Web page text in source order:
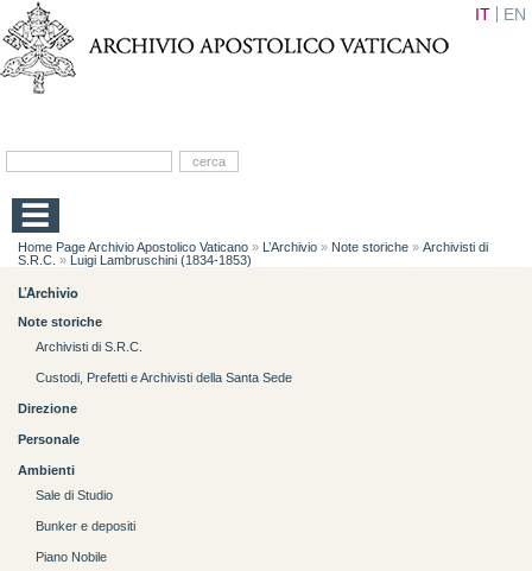
IT EN
Home Page Archivio Apostolico Vaticano » L’Archivio » Note storiche » Archivisti di
S.R.C. » Luigi Lambruschini (1834-1853)
L’Archivio
Note storiche
Archivisti di S.R.C.
Custodi, Prefetti e Archivisti della Santa Sede
Direzione
Personale
Ambienti
Sale di Studio
Bunker e depositi
Piano Nobile